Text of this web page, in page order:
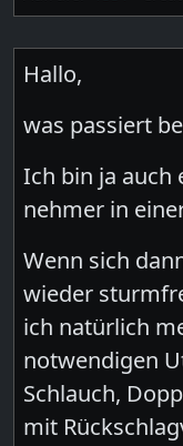
Hallo,
was passiert
Ich bin ja auch
nehmer in
Wenn sich
wieder
ich natürlich
notwendigen
Schlauch,
mit